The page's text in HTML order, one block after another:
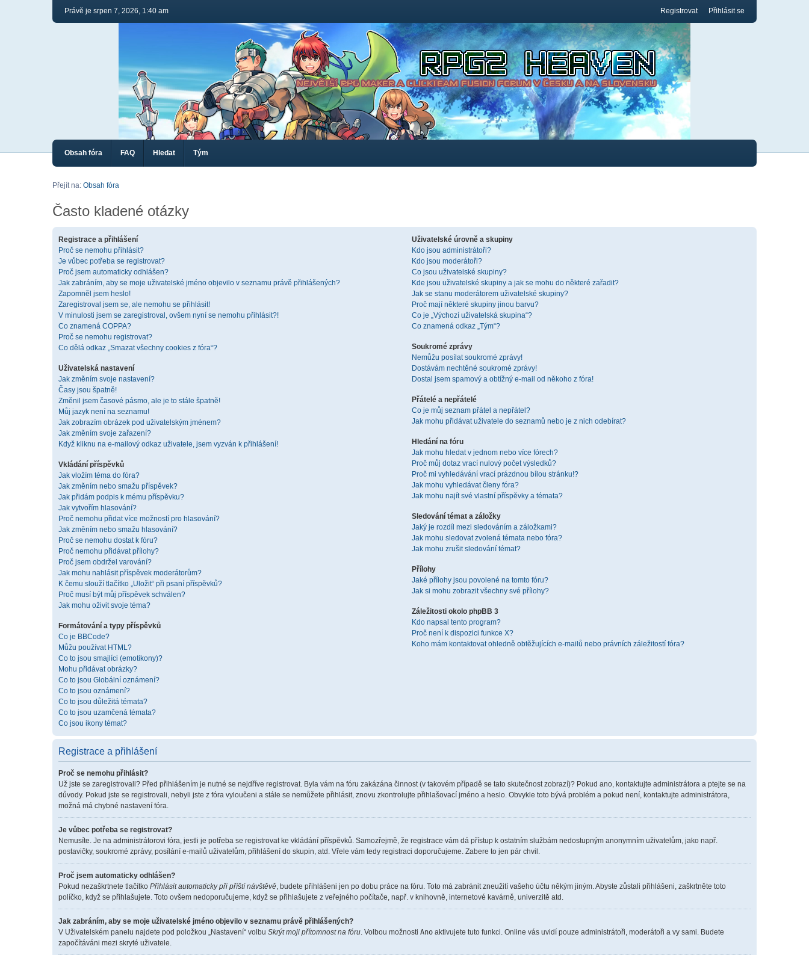
Právě je srpen 7, 2026, 1:40 am Registrovat Přihlásit se
Obsah fóra FAQ Hledat Tým
Přejít na: Obsah fóra
Často kladené otázky
Registrace a přihlášení
Proč se nemohu přihlásit?
Je vůbec potřeba se registrovat?
Proč jsem automaticky odhlášen?
Jak zabráním, aby se moje uživatelské jméno objevilo v seznamu právě přihlášených?
Zapomněl jsem heslo!
Zaregistroval jsem se, ale nemohu se přihlásit!
V minulosti jsem se zaregistroval, ovšem nyní se nemohu přihlásit?!
Co znamená COPPA?
Proč se nemohu registrovat?
Co dělá odkaz „Smazat všechny cookies z fóra“?
Uživatelská nastavení
Jak změním svoje nastavení?
Časy jsou špatně!
Změnil jsem časové pásmo, ale je to stále špatně!
Můj jazyk není na seznamu!
Jak zobrazím obrázek pod uživatelským jménem?
Jak změním svoje zařazení?
Když kliknu na e-mailový odkaz uživatele, jsem vyzván k přihlášení!
Vkládání příspěvků
Jak vložím téma do fóra?
Jak změním nebo smažu příspěvek?
Jak přidám podpis k mému příspěvku?
Jak vytvořím hlasování?
Proč nemohu přidat více možností pro hlasování?
Jak změním nebo smažu hlasování?
Proč se nemohu dostat k fóru?
Proč nemohu přidávat přílohy?
Proč jsem obdržel varování?
Jak mohu nahlásit příspěvek moderátorům?
K čemu slouží tlačítko „Uložit“ při psaní příspěvků?
Proč musí být můj příspěvek schválen?
Jak mohu oživit svoje téma?
Formátování a typy příspěvků
Co je BBCode?
Můžu používat HTML?
Co to jsou smajlíci (emotikony)?
Mohu přidávat obrázky?
Co to jsou Globální oznámení?
Co to jsou oznámení?
Co to jsou důležitá témata?
Co to jsou uzamčená témata?
Co jsou ikony témat?
Uživatelské úrovně a skupiny
Kdo jsou administrátoři?
Kdo jsou moderátoři?
Co jsou uživatelské skupiny?
Kde jsou uživatelské skupiny a jak se mohu do některé zařadit?
Jak se stanu moderátorem uživatelské skupiny?
Proč mají některé skupiny jinou barvu?
Co je „Výchozí uživatelská skupina“?
Co znamená odkaz „Tým“?
Soukromé zprávy
Nemůžu posílat soukromé zprávy!
Dostávám nechtěné soukromé zprávy!
Dostal jsem spamový a obtížný e-mail od někoho z fóra!
Přátelé a nepřátelé
Co je můj seznam přátel a nepřátel?
Jak mohu přidávat uživatele do seznamů nebo je z nich odebírat?
Hledání na fóru
Jak mohu hledat v jednom nebo více fórech?
Proč můj dotaz vrací nulový počet výsledků?
Proč mi vyhledávání vrací prázdnou bílou stránku!?
Jak mohu vyhledávat členy fóra?
Jak mohu najít své vlastní příspěvky a témata?
Sledování témat a záložky
Jaký je rozdíl mezi sledováním a záložkami?
Jak mohu sledovat zvolená témata nebo fóra?
Jak mohu zrušit sledování témat?
Přílohy
Jaké přílohy jsou povolené na tomto fóru?
Jak si mohu zobrazit všechny své přílohy?
Záležitosti okolo phpBB 3
Kdo napsal tento program?
Proč není k dispozici funkce X?
Koho mám kontaktovat ohledně obtěžujících e-mailů nebo právních záležitostí fóra?
Registrace a přihlášení
Proč se nemohu přihlásit?
Už jste se zaregistrovali? Před přihlášením je nutné se nejdříve registrovat. Byla vám na fóru zakázána činnost (v takovém případě se tato skutečnost zobrazí)? Pokud ano, kontaktujte administrátora a ptejte se na
důvody. Pokud jste se registrovali, nebyli jste z fóra vyloučeni a stále se nemůžete přihlásit, znovu zkontrolujte přihlašovací jméno a heslo. Obvykle toto bývá problém a pokud není, kontaktujte administrátora,
možná má chybné nastavení fóra.
Je vůbec potřeba se registrovat?
Nemusíte. Je na administrátorovi fóra, jestli je potřeba se registrovat ke vkládání příspěvků. Samozřejmě, že registrace vám dá přístup k ostatním službám nedostupným anonymním uživatelům, jako např.
postavičky, soukromé zprávy, posílání e-mailů uživatelům, přihlášení do skupin, atd. Vřele vám tedy registraci doporučujeme. Zabere to jen pár chvil.
Proč jsem automaticky odhlášen?
Pokud nezaškrtnete tlačítko Přihlásit automaticky při příští návštěvě, budete přihlášeni jen po dobu práce na fóru. Toto má zabránit zneužití vašeho účtu někým jiným. Abyste zůstali přihlášeni, zaškrtněte toto
políčko, když se přihlašujete. Toto ovšem nedoporučujeme, když se přihlašujete z veřejného počítače, např. v knihovně, internetové kavárně, univerzitě atd.
Jak zabráním, aby se moje uživatelské jméno objevilo v seznamu právě přihlášených?
V Uživatelském panelu najdete pod položkou „Nastavení“ volbu Skrýt moji přítomnost na fóru. Volbou možnosti Ano aktivujete tuto funkci. Online vás uvidí pouze administrátoři, moderátoři a vy sami. Budete
započítáváni mezi skryté uživatele.